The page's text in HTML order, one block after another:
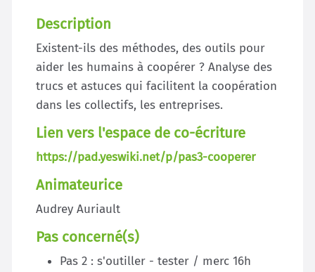
Description
Existent-ils des méthodes, des outils pour
aider les humains à coopérer ? Analyse des
trucs et astuces qui facilitent la coopération
dans les collectifs, les entreprises.
Lien vers l'espace de co-écriture
https://pad.yeswiki.net/p/pas3-cooperer
Animateurice
Audrey Auriault
Pas concerné(s)
Pas 2 : s'outiller - tester / merc 16h